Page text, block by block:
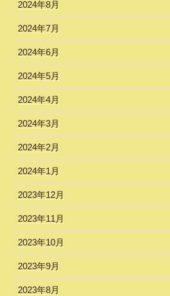
2024年8月
2024年7月
2024年6月
2024年5月
2024年4月
2024年3月
2024年2月
2024年1月
2023年12月
2023年11月
2023年10月
2023年9月
2023年8月